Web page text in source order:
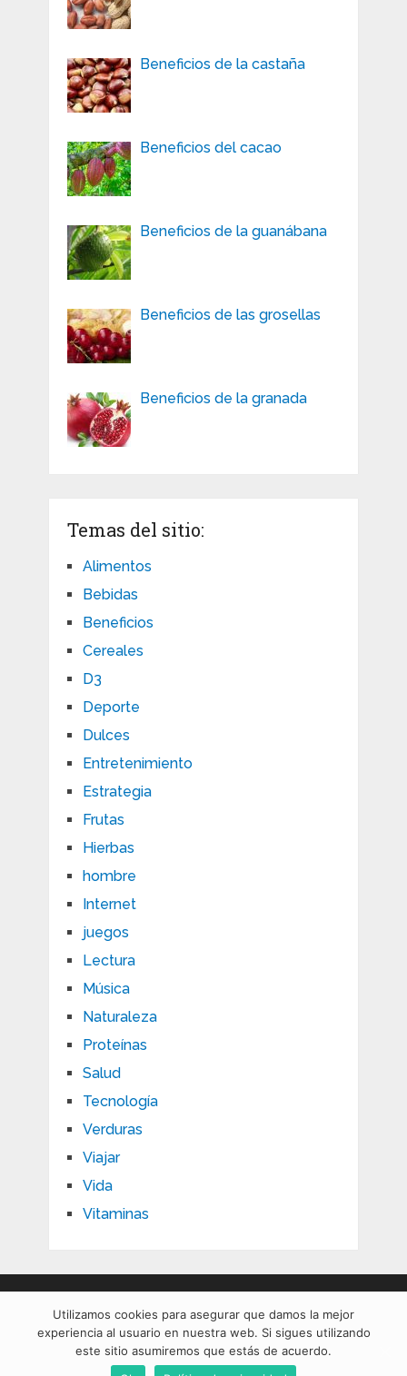
Beneficios de la castaña
Beneficios del cacao
Beneficios de la guanábana
Beneficios de las grosellas
Beneficios de la granada
Temas del sitio:
Alimentos
Bebidas
Beneficios
Cereales
D3
Deporte
Dulces
Entretenimiento
Estrategia
Frutas
Hierbas
hombre
Internet
juegos
Lectura
Música
Naturaleza
Proteínas
Salud
Tecnología
Verduras
Viajar
Vida
Vitaminas
Beneficios para la salud de la actividad física y la dieta
Copyright © 2026.
Utilizamos cookies para asegurar que damos la mejor
experiencia al usuario en nuestra web. Si sigues utilizando
este sitio asumiremos que estás de acuerdo.